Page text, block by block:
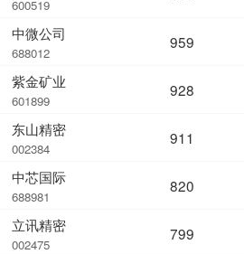
600519
中微公司
688012
紫金矿业
601899
东山精密
002384
中芯国际
688981
立讯精密
002475
959
928
911
820
799